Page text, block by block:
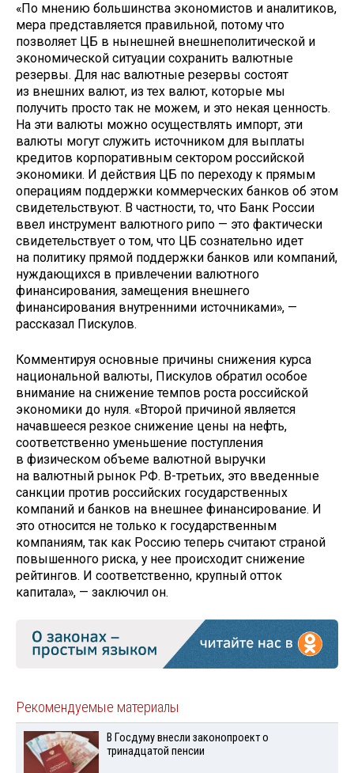
«По мнению большинства экономистов и аналитиков,
мера представляется правильной, потому что
позволяет ЦБ в нынешней внешнеполитической и
экономической ситуации сохранить валютные
резервы. Для нас валютные резервы состоят
из внешних валют, из тех валют, которые мы
получить просто так не можем, и это некая ценность.
На эти валюты можно осуществлять импорт, эти
валюты могут служить источником для выплаты
кредитов корпоративным сектором российской
экономики. И действия ЦБ по переходу к прямым
операциям поддержки коммерческих банков об этом
свидетельствуют. В частности, то, что Банк России
ввел инструмент валютного рипо — это фактически
свидетельствует о том, что ЦБ сознательно идет
на политику прямой поддержки банков или компаний,
нуждающихся в привлечении валютного
финансирования, замещения внешнего
финансирования внутренними источниками», —
рассказал Пискулов.
Комментируя основные причины снижения курса
национальной валюты, Пискулов обратил особое
внимание на снижение темпов роста российской
экономики до нуля. «Второй причиной является
начавшееся резкое снижение цены на нефть,
соответственно уменьшение поступления
в физическом объеме валютной выручки
на валютный рынок РФ. В-третьих, это введенные
санкции против российских государственных
компаний и банков на внешнее финансирование. И
это относится не только к государственным
компаниям, так как Россию теперь считают страной
повышенного риска, у нее происходит снижение
рейтингов. И соответственно, крупный отток
капитала», — заключил он.
Рекомендуемые материалы
В Госдуму внесли законопроект о
тринадцатой пенсии